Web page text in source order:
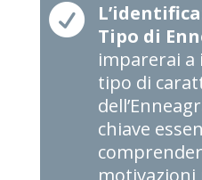
 Tipo di
imparerai
tipo di
chiave